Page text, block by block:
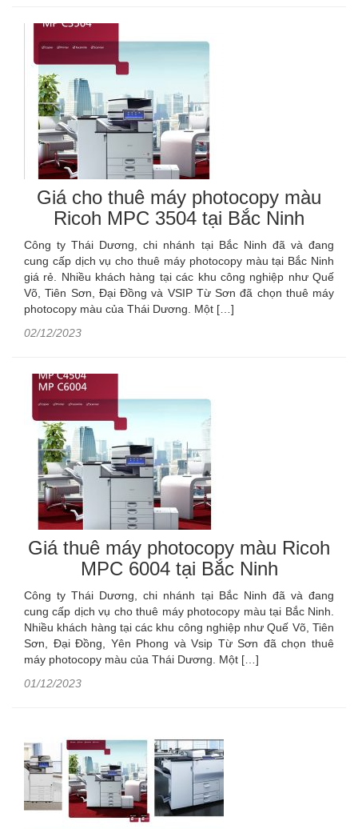
Giá cho thuê máy photocopy màu
Ricoh MPC 3504 tại Bắc Ninh
Công ty Thái Dương, chi nhánh tại Bắc Ninh đã và đang
cung cấp dịch vụ cho thuê máy photocopy màu tại Bắc Ninh
giá rẻ. Nhiều khách hàng tại các khu công nghiệp như Quế
Võ, Tiên Sơn, Đại Đồng và VSIP Từ Sơn đã chọn thuê máy
photocopy màu của Thái Dương. Một […]
02/12/2023
Giá thuê máy photocopy màu Ricoh
MPC 6004 tại Bắc Ninh
Công ty Thái Dương, chi nhánh tại Bắc Ninh đã và đang
cung cấp dịch vụ cho thuê máy photocopy màu tại Bắc Ninh.
Nhiều khách hàng tại các khu công nghiệp như Quế Võ, Tiên
Sơn, Đại Đồng, Yên Phong và Vsip Từ Sơn đã chọn thuê
máy photocopy màu của Thái Dương. Một […]
01/12/2023